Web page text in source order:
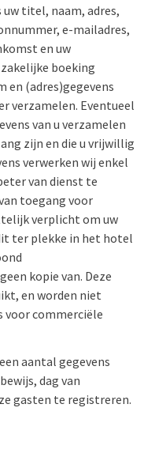
uw titel, naam, adres,
e-mailadres,
en uw
boeking
en (adres)gegevens
verzamelen. Eventueel
van u verzamelen
zijn en die u vrijwillig
verwerken wij enkel
van dienst te
toegang voor
verplicht om uw
ter plekke in het hotel
kopie van. Deze
en worden niet
voor commerciële
aantal gegevens
dag van
gasten te registreren.